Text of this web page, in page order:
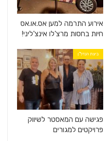
אירוע התרמה למען אס.או.אס
חיות בחסות מרצ'לו אינצ'ליני!
ביצת הנדל"ן
פגישה עם המאסטר לשיווק
פרויקטים למגורים